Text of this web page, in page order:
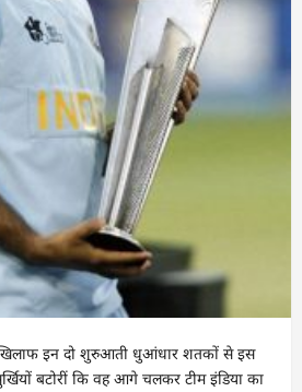
के खिलाफ इन दो शुरुआती धुआंधार शतकों से इस
बटोरीं कि वह आगे चलकर टीम इंडिया का